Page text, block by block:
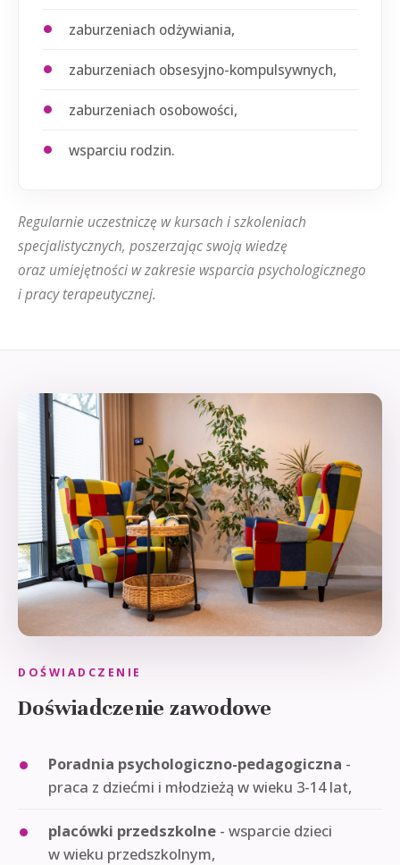
zaburzeniach odżywiania,
zaburzeniach obsesyjno-kompulsywnych,
zaburzeniach osobowości,
wsparciu rodzin.
Regularnie uczestniczę w kursach i szkoleniach
specjalistycznych, poszerzając swoją wiedzę
oraz umiejętności w zakresie wsparcia psychologicznego
i pracy terapeutycznej.
DOŚWIADCZENIE
Doświadczenie zawodowe
Poradnia psychologiczno-pedagogiczna -
praca z dziećmi i młodzieżą w wieku 3-14 lat,
placówki przedszkolne - wsparcie dzieci
w wieku przedszkolnym,